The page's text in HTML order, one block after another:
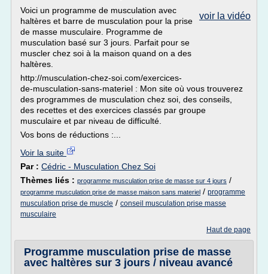
voir la vidéo
Voici un programme de musculation avec
haltères et barre de musculation pour la prise
de masse musculaire. Programme de
musculation basé sur 3 jours. Parfait pour se
muscler chez soi à la maison quand on a des
haltères.
http://musculation-chez-soi.com/exercices-
de-musculation-sans-materiel : Mon site où vous trouverez
des programmes de musculation chez soi, des conseils,
des recettes et des exercices classés par groupe
musculaire et par niveau de difficulté.
Vos bons de réductions :...
Voir la suite
Par : Cédric - Musculation Chez Soi
Thèmes liés : programme musculation prise de masse sur 4 jours /
programme musculation prise de masse maison sans materiel / programme
musculation prise de muscle / conseil musculation prise masse
musculaire
Haut de page
Programme musculation prise de masse
avec haltères sur 3 jours / niveau avancé